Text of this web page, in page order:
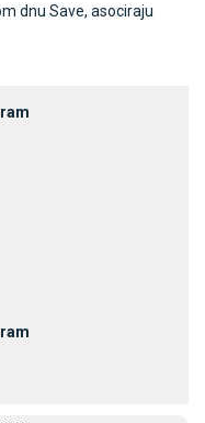
dnu Save, asociraju